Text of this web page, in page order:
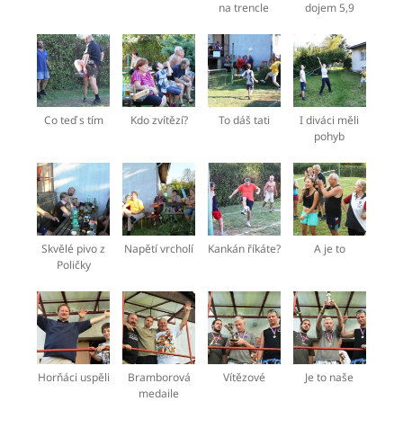
na trencle
dojem 5,9
Co teď s tím Kdo zvítězí? To dáš tati
I diváci měli
pohyb
Skvělé pivo z
Poličky
Napětí vrcholí Kankán říkáte? A je to
Horňáci uspěli
Bramborová
medaile
Vítězové Je to naše